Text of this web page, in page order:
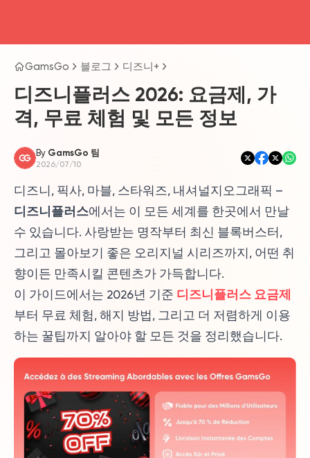
GamsGo 블로그 디즈니+
디즈니플러스 2026: 요금제, 가
격, 무료 체험 및 모든 정보
By GamsGo 팀
2026/07/10
디즈니, 픽사, 마블, 스타워즈, 내셔널지오그래픽 –
디즈니플러스에서는 이 모든 세계를 한곳에서 만날
수 있습니다. 사랑받는 명작부터 최신 블록버스터,
그리고 몰아보기 좋은 오리지널 시리즈까지, 어떤 취
향이든 만족시킬 콘텐츠가 가득합니다.
이 가이드에서는 2026년 기준 디즈니플러스 요금제
부터 무료 체험, 해지 방법, 그리고 더 저렴하게 이용
하는 꿀팁까지 알아야 할 모든 것을 정리했습니다.